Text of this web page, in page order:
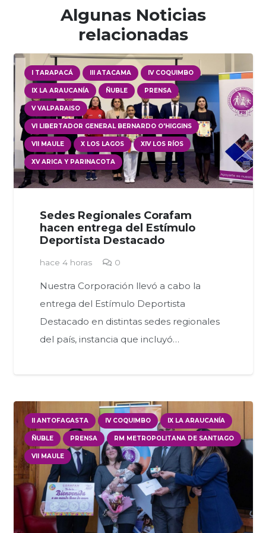
Algunas Noticias
relacionadas
I TARAPACÁ III ATACAMA IV COQUIMBO
IX LA ARAUCANÍA ÑUBLE PRENSA
V VALPARAISO
VI LIBERTADOR GENERAL BERNARDO O'HIGGINS
VII MAULE X LOS LAGOS XIV LOS RÍOS
XV ARICA Y PARINACOTA
Sedes Regionales Corafam
hacen entrega del Estímulo
Deportista Destacado
hace 4 horas 0
Nuestra Corporación llevó a cabo la
entrega del Estímulo Deportista
Destacado en distintas sedes regionales
del país, instancia que incluyó…
II ANTOFAGASTA IV COQUIMBO IX LA ARAUCANÍA
ÑUBLE PRENSA RM METROPOLITANA DE SANTIAGO
VII MAULE